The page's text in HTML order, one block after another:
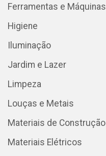
Ferramentas e Máquinas
Higiene
Iluminação
Jardim e Lazer
Limpeza
Louças e Metais
Materiais de Construção
Materiais Elétricos